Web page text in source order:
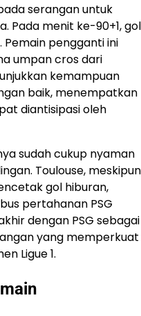
serangan untuk
Pada menit ke-90+1, gol
Pemain pengganti ini
umpan cros dari
kemampuan
baik, menempatkan
diantisipasi oleh
sudah cukup nyaman
Toulouse, meskipun
gol hiburan,
pertahanan PSG
dengan PSG sebagai
yang memperkuat
Ligue 1.